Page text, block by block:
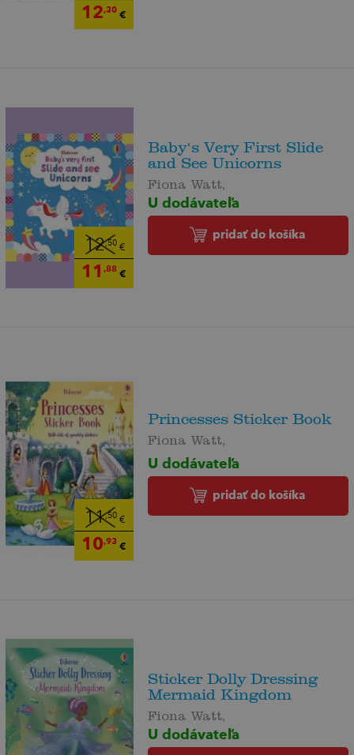
12,30€
12,50€
11 ,88€
Baby's Very First Slide
and See Unicorns
Fiona Watt,
U dodávateľa
pridať do košíka
11,50€
10,93€
Princesses Sticker Book
Fiona Watt,
U dodávateľa
pridať do košíka
Sticker Dolly Dressing
Mermaid Kingdom
Fiona Watt,
U dodávateľa